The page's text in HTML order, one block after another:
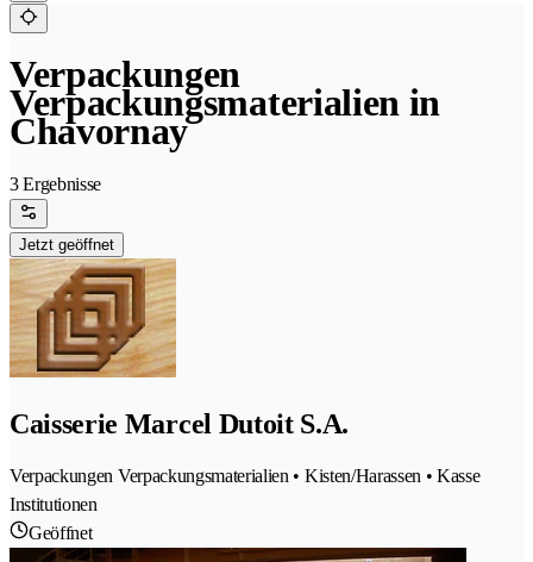
Verpackungen
Verpackungsmaterialien in
Chavornay
3 Ergebnisse
Jetzt geöffnet
Caisserie Marcel Dutoit S.A.
Verpackungen Verpackungsmaterialien • Kisten/Harassen • Kasse
Institutionen
Geöffnet